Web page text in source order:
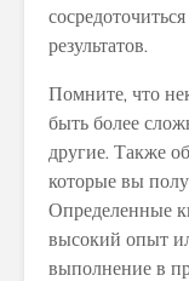
результатов.
Помните, что
быть более
другие. Также
которые вы
Определенные
высокий опыт
выполнение в